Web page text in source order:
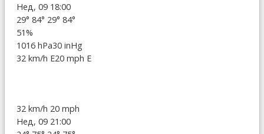
Нед, 09 18:00
29° 84° 29° 84°
51%
1016 hPa30 inHg
32 km/h E20 mph E
32 km/h 20 mph
Нед, 09 21:00